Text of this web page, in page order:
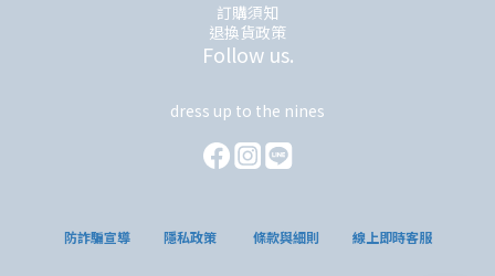
訂購須知
退換貨政策
Follow us.
dress up to the nines
防詐騙宣導 隱私政策 條款與細則 線上即時客服